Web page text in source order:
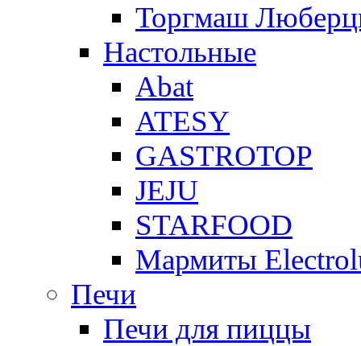
Торгмаш
Настольные
Abat
ATESY
GASTROTOP
JEJU
STARFOOD
Мармиты
Печи
Печи для пиццы